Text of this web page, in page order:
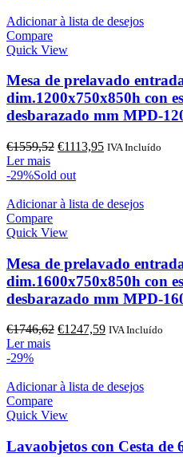
€1368,10.€977,21.
Adicionar à lista de desejos
Compare
Quick View
Mesa de prelavado
dim.1200x750x850h con
desbarazado mm MPD-
€1559,52 O
original
€1559,52.
€1113,95O
€1113,95.
IVA Incluído
Ler mais
-29%Sold out
Adicionar à lista de desejos
Compare
Quick View
Mesa de prelavado
dim.1600x750x850h con
desbarazado mm MPD-
€1746,62 O
€1746,62.
€1247,59O
€1247,59.
IVA Incluído
Ler mais
-29%
Adicionar à lista de desejos
Compare
Quick View
Lavaobjetos con Cesta de